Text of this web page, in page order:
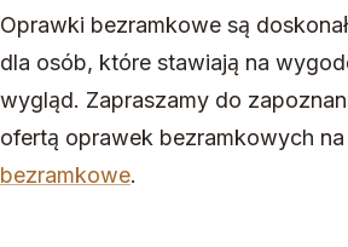
Oprawki bezramkowe są
dla osób, które stawiają na
wygląd. Zapraszamy do
ofertą oprawek bezramkowych na
bezramkowe.